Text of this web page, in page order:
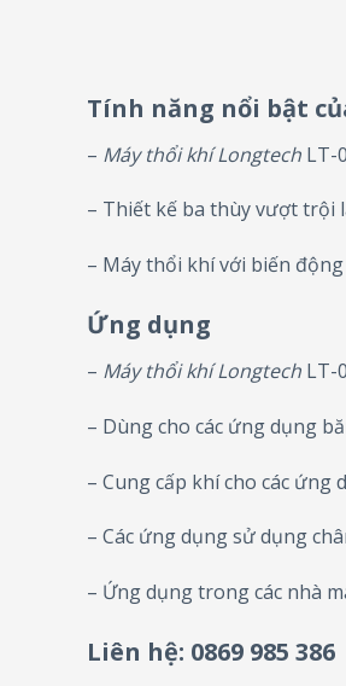
Tính năng nổi bật
– Máy thổi khí Longtech LT-
– Thiết kế ba thùy vượt trội
– Máy thổi khí với biến
Ứng dụng
– Máy thổi khí Longtech LT-
– Dùng cho các ứng dụng
– Cung cấp khí cho các ứng
– Các ứng dụng sử dụng
– Ứng dụng trong các nhà
Liên hệ: 0869 985 386